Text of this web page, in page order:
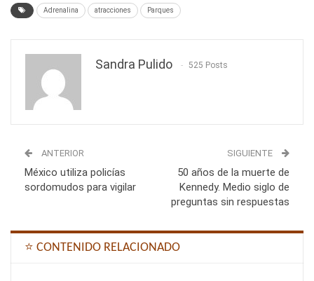
Adrenalina atracciones Parques
Sandra Pulido 525 Posts
ANTERIOR
México utiliza policías
sordomudos para vigilar
SIGUIENTE
50 años de la muerte de
Kennedy. Medio siglo de
preguntas sin respuestas
⭐ CONTENIDO RELACIONADO